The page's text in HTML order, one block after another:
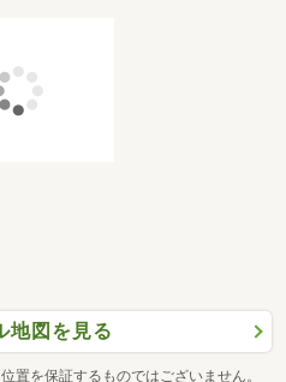
地図を見る
置を保証するものではございません。